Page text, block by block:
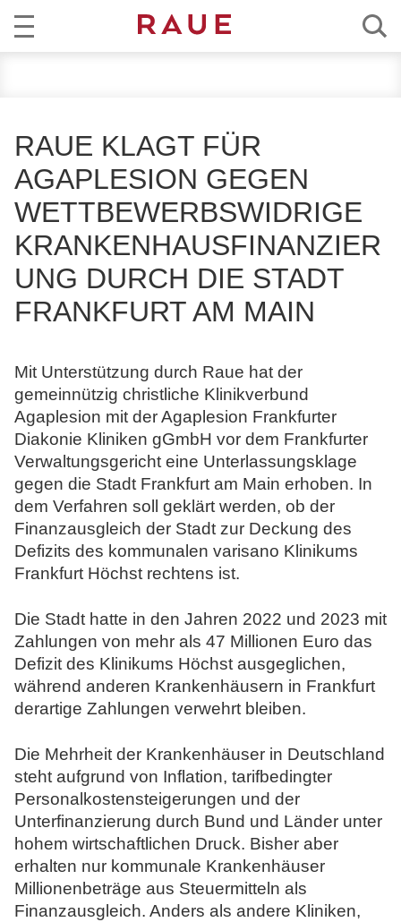
s
n
w
l
t
n
d
N
o
t
a
r
e
KARRIERE
ÜBER RAUE
RAUE KLAGT FÜR
AGAPLESION GEGEN
WETTBEWERBSWIDRIGE
KRANKENHAUSFINANZIER
UNG DURCH DIE STADT
FRANKFURT AM MAIN
Mit Unterstützung durch Raue hat der
gemeinnützig christliche Klinikverbund
Agaplesion mit der Agaplesion Frankfurter
Diakonie Kliniken gGmbH vor dem Frankfurter
Verwaltungsgericht eine Unterlassungsklage
gegen die Stadt Frankfurt am Main erhoben. In
dem Verfahren soll geklärt werden, ob der
Finanzausgleich der Stadt zur Deckung des
Defizits des kommunalen varisano Klinikums
Frankfurt Höchst rechtens ist.
Die Stadt hatte in den Jahren 2022 und 2023 mit
Zahlungen von mehr als 47 Millionen Euro das
Defizit des Klinikums Höchst ausgeglichen,
während anderen Krankenhäusern in Frankfurt
derartige Zahlungen verwehrt bleiben.
Die Mehrheit der Krankenhäuser in Deutschland
steht aufgrund von Inflation, tarifbedingter
Personalkostensteigerungen und der
Unterfinanzierung durch Bund und Länder unter
hohem wirtschaftlichen Druck. Bisher aber
erhalten nur kommunale Krankenhäuser
Millionenbeträge aus Steuermitteln als
Finanzausgleich. Anders als andere Kliniken,